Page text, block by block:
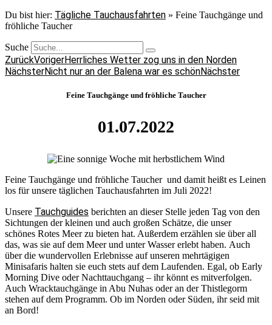
Du bist hier: Tägliche Tauchausfahrten » Feine Tauchgänge und
fröhliche Taucher
Suche
ZurückVorigerHerrliches Wetter zog uns in den Norden
NächsterNicht nur an der Balena war es schönNächster
Feine Tauchgänge und fröhliche Taucher
01.07.2022
Feine Tauchgänge und fröhliche Taucher und damit heißt es Leinen
los für unsere täglichen Tauchausfahrten im Juli 2022!
Unsere Tauchguides berichten an dieser Stelle jeden Tag von den
Sichtungen der kleinen und auch großen Schätze, die unser
schönes Rotes Meer zu bieten hat. Außerdem erzählen sie über all
das, was sie auf dem Meer und unter Wasser erlebt haben. Auch
über die wundervollen Erlebnisse auf unseren mehrtägigen
Minisafaris halten sie euch stets auf dem Laufenden. Egal, ob Early
Morning Dive oder Nachttauchgang – ihr könnt es mitverfolgen.
Auch Wracktauchgänge in Abu Nuhas oder an der Thistlegorm
stehen auf dem Programm. Ob im Norden oder Süden, ihr seid mit
an Bord!